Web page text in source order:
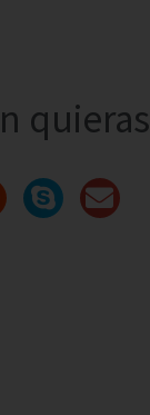
quieras